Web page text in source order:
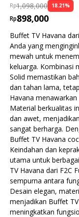
Rp1,098,000 18.21%
Rp898,000
Buffet TV Havana
Anda yang
mewah untuk
keluarga. Kombinasi
Solid memastikan
dan tahan lama,
Havana
Material berkualitas
dan awet,
sangat berharga.
Buffet TV Havana
Keindahan dan
utama untuk
TV Havana dari F2C
sempurna antara
Desain elegan,
menjadikan Buffet
meningkatkan